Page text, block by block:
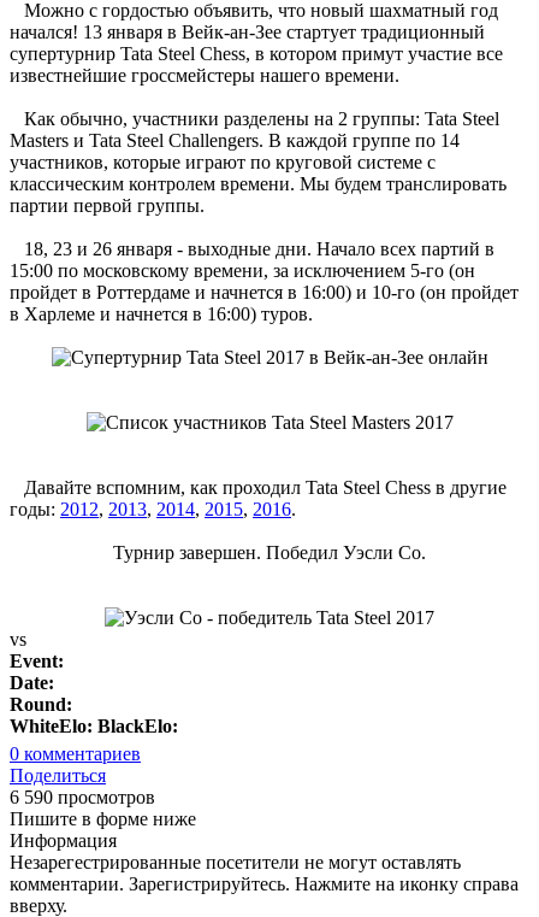
Можно с гордостью объявить, что новый шахматный год
начался! 13 января в Вейк-ан-Зее стартует традиционный
супертурнир Tata Steel Chess, в котором примут участие все
известнейшие гроссмейстеры нашего времени.
Как обычно, участники разделены на 2 группы: Tata Steel
Masters и Tata Steel Challengers. В каждой группе по 14
участников, которые играют по круговой системе с
классическим контролем времени. Мы будем транслировать
партии первой группы.
18, 23 и 26 января - выходные дни. Начало всех партий в
15:00 по московскому времени, за исключением 5-го (он
пройдет в Роттердаме и начнется в 16:00) и 10-го (он пройдет
в Харлеме и начнется в 16:00) туров.
Давайте вспомним, как проходил Tata Steel Chess в другие
годы: 2012, 2013, 2014, 2015, 2016.
Турнир завершен. Победил Уэсли Со.
vs
Event:
Date:
Round:
WhiteElo: BlackElo:
0 комментариев
Поделиться
6 590 просмотров
Пишите в форме ниже
Информация
Незарегестрированные посетители не могут оставлять
комментарии. Зарегистрируйтесь. Нажмите на иконку справа
вверху.